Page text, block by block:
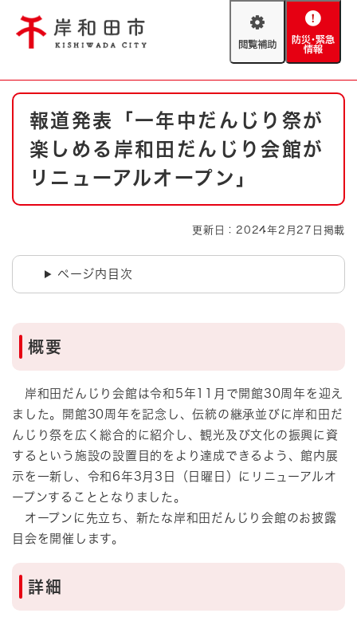
閲
助
防
緊
情
報
やさしい日本語
拡大
防災・緊急情報 救急・消防
ハザードマップ AED設置箇所
本
報道発表「一年中だんじり祭が
楽しめる岸和田だんじり会館が
リニューアルオープン」
更新日：2024年2月27日掲載
ページ内目次
概要
岸和田だんじり会館は令和5年11月で開館30周年を迎え
ました。開館30周年を記念し、伝統の継承並びに岸和田だ
んじり祭を広く総合的に紹介し、観光及び文化の振興に資
するという施設の設置目的をより達成できるよう、館内展
示を一新し、令和6年3月3日（日曜日）にリニューアルオ
ープンすることとなりました。
オープンに先立ち、新たな岸和田だんじり会館のお披露
目会を開催します。
詳細​